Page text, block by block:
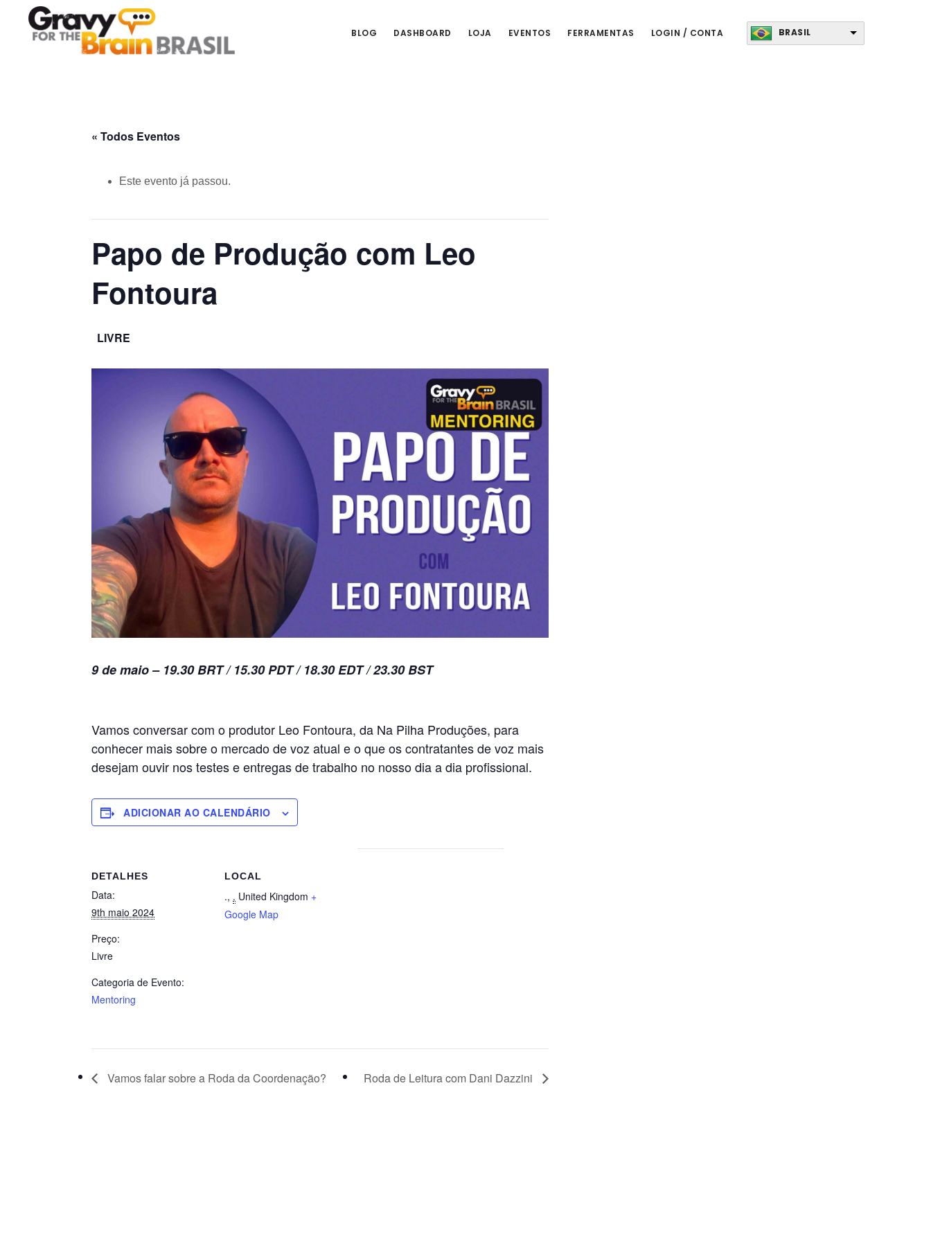
Skip
links
content
primary
Main
navigation
BLOG DASHBOARD LOJA EVENTOS FERRAMENTAS LOGIN / CONTA BRASIL
« Todos Eventos
Este evento já passou.
Papo de Produção com Leo
Fontoura
LIVRE
9 de maio – 19.30 BRT / 15.30 PDT / 18.30 EDT / 23.30 BST
Vamos conversar com o produtor Leo Fontoura, da Na Pilha Produções, para
conhecer mais sobre o mercado de voz atual e o que os contratantes de voz mais
desejam ouvir nos testes e entregas de trabalho no nosso dia a dia profissional.
ADICIONAR AO CALENDÁRIO
DETALHES
Data:
9th maio 2024
Preço:
Livre
Categoria de Evento:
Mentoring
LOCAL
., . United Kingdom +
Google Map
Vamos falar sobre a Roda da Coordenação? Roda de Leitura com Dani Dazzini